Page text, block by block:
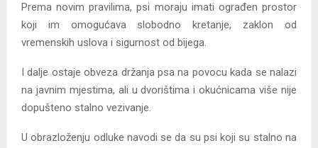
Prema novim pravilima, psi moraju imati ograđen prostor
koji im omogućava slobodno kretanje, zaklon od
vremenskih uslova i sigurnost od bijega.
I dalje ostaje obveza držanja psa na povocu kada se nalazi
na javnim mjestima, ali u dvorištima i okućnicama više nije
dopušteno stalno vezivanje.
U obrazloženju odluke navodi se da su psi koji su stalno na